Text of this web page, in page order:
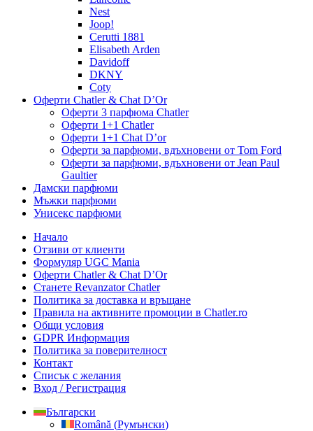
Nest
Joop!
Cerutti 1881
Elisabeth Arden
Davidoff
DKNY
Coty
Оферти Chatler & Chat D’Or
Оферти 3 парфюма Chatler
Оферти 1+1 Chatler
Оферти 1+1 Chat D’or
Оферти за парфюми, вдъхновени от Tom Ford
Оферти за парфюми, вдъхновени от Jean Paul
Gaultier
Дамски парфюми
Мъжки парфюми
Унисекс парфюми
Начало
Отзиви от клиенти
Формуляр UGC Mania
Оферти Chatler & Chat D’Or
Станете Revanzator Chatler
Политика за доставка и връщане
Правила на активните промоции в Chatler.ro
Общи условия
GDPR Информация
Политика за поверителност
Контакт
Списък с желания
Вход / Регистрация
Български
Română (Румънски)